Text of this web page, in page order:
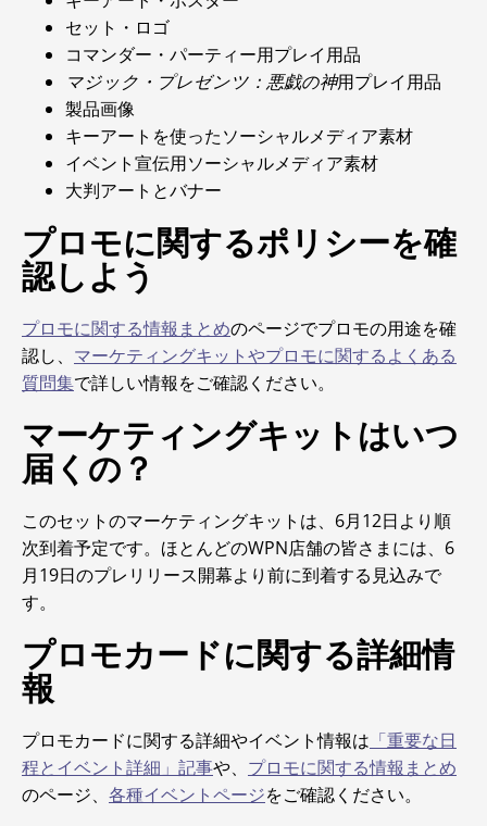
セット・ロゴ
コマンダー・パーティー用プレイ用品
マジック・プレゼンツ：悪戯の神用プレイ用品
製品画像
キーアートを使ったソーシャルメディア素材
イベント宣伝用ソーシャルメディア素材
大判アートとバナー
プロモに関するポリシーを確
認しよう
プロモに関する情報まとめのページでプロモの用途を確
認し、 マーケティングキットやプロモに関するよくある
質問集で詳しい情報をご確認ください。
マーケティングキットはいつ
届くの？
このセットのマーケティングキットは、6月12日より順
次到着予定です。ほとんどのWPN店舗の皆さまには、6
月19日のプレリリース開幕より前に到着する見込みで
す。
プロモカードに関する詳細情
報
プロモカードに関する詳細やイベント情報は 「重要な日
程とイベント詳細」記事や、 プロモに関する情報まとめ
のページ、 各種イベントページをご確認ください。